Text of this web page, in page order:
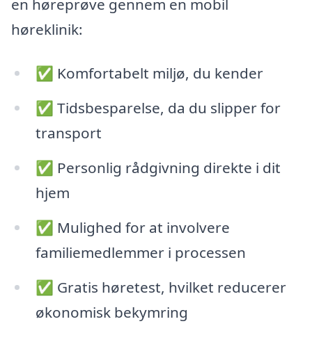
en høreprøve gennem en mobil
høreklinik:
✅ Komfortabelt miljø, du kender
✅ Tidsbesparelse, da du slipper for
transport
✅ Personlig rådgivning direkte i dit
hjem
✅ Mulighed for at involvere
familiemedlemmer i processen
✅ Gratis høretest, hvilket reducerer
økonomisk bekymring